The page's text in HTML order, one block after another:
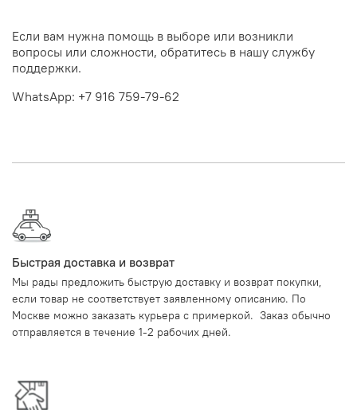
Если вам нужна помощь в выборе или возникли
вопросы или сложности, обратитесь в нашу службу
поддержки.
WhatsApp: +7 916 759-79-62
Быстрая доставка и возврат
Мы рады предложить быструю доставку и возврат покупки,
если товар не соответствует заявленному описанию. По
Москве можно заказать курьера с примеркой. Заказ обычно
отправляется в течение 1-2 рабочих дней.